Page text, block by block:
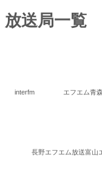
放送局一覧
interfm エフエム青
長野エフエム放送富山